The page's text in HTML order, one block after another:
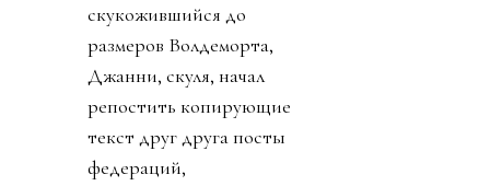
скукожившийся до
размеров Волдеморта,
Джанни, скуля, начал
репостить копирующие
текст друг друга посты
федераций,